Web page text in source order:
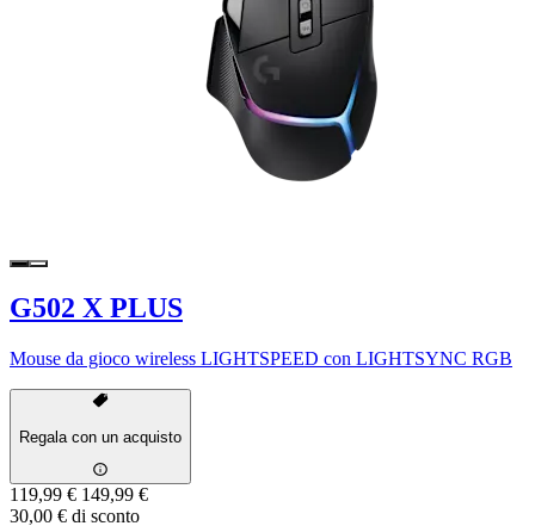
G502 X PLUS
Mouse da gioco wireless LIGHTSPEED con LIGHTSYNC RGB
Regala con un acquisto
119,99 € 149,99 €
30,00 € di sconto